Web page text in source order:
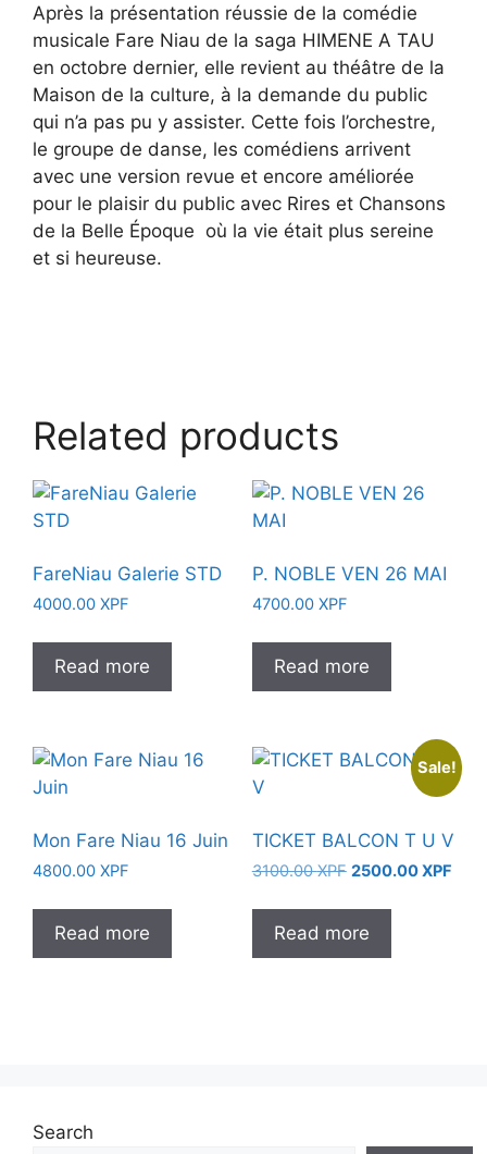
Après la présentation réussie de la comédie
musicale Fare Niau de la saga HIMENE A TAU
en octobre dernier, elle revient au théâtre de la
Maison de la culture, à la demande du public
qui n’a pas pu y assister. Cette fois l’orchestre,
le groupe de danse, les comédiens arrivent
avec une version revue et encore améliorée
pour le plaisir du public avec Rires et Chansons
de la Belle Époque où la vie était plus sereine
et si heureuse.
Related products
FareNiau Galerie STD
4000.00 XPF
Read more
P. NOBLE VEN 26 MAI
4700.00 XPF
Read more
Mon Fare Niau 16 Juin
4800.00 XPF
Read more
Sale!
TICKET BALCON T U V
3100.00XPF Original
was:
3100.00 XPF.
2500.00XPF
Read more
Search